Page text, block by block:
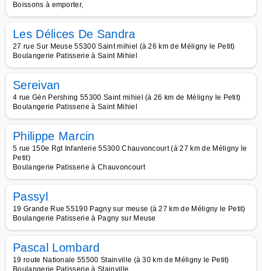
Boissons à emporter,
Les Délices De Sandra
27 rue Sur Meuse 55300 Saint mihiel (à 26 km de Méligny le Petit)
Boulangerie Patisserie à Saint Mihiel
Sereivan
4 rue Gén Pershing 55300 Saint mihiel (à 26 km de Méligny le Petit)
Boulangerie Patisserie à Saint Mihiel
Philippe Marcin
5 rue 150e Rgt Infanterie 55300 Chauvoncourt (à 27 km de Méligny le
Petit)
Boulangerie Patisserie à Chauvoncourt
Passyl
19 Grande Rue 55190 Pagny sur meuse (à 27 km de Méligny le Petit)
Boulangerie Patisserie à Pagny sur Meuse
Pascal Lombard
19 route Nationale 55500 Stainville (à 30 km de Méligny le Petit)
Boulangerie Patisserie à Stainville